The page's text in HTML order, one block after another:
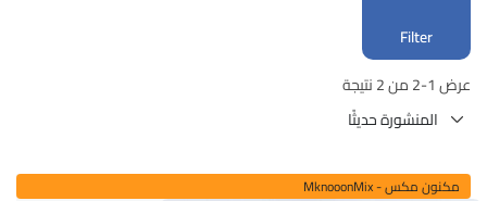
Filter
عرض 1-2 من 2 نتيجة
مكنون مكس - MknooonMix